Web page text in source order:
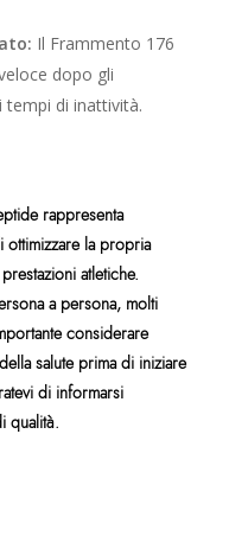
Il Frammento 176
dopo gli
tempi di inattività.
rappresenta
ottimizzare la propria
atletiche.
a persona, molti
considerare
salute prima di iniziare
di informarsi
qualità.